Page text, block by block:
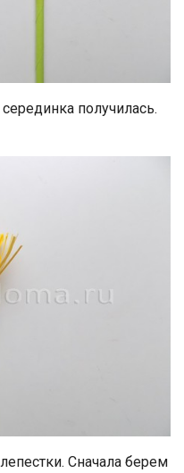
получилась.
Сначала берем